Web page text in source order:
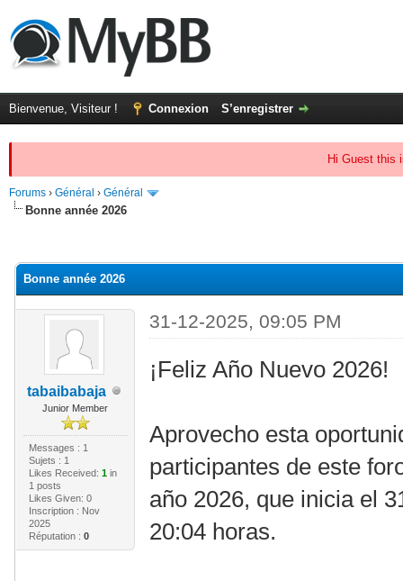
Bienvenue, Visiteur ! Connexion S’enregistrer
Hi Guest this
Forums › Général › Général
Bonne année 2026
Bonne année 2026
tabaibabaja
Junior Member
Messages : 1
Sujets : 1
Likes Received: 1in
1 posts
Likes Given: 0
Inscription : Nov
2025
Réputation : 0
31-12-2025, 09:05 PM
¡Feliz Año Nuevo 2026!
Aprovecho esta
participantes de este
año 2026, que inicia el
20:04 horas.